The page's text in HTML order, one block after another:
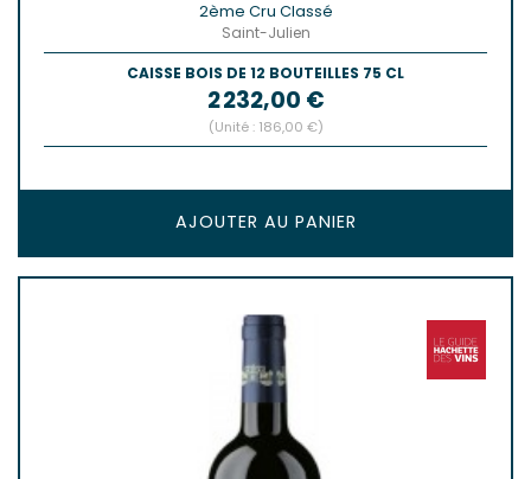
2ème Cru Classé
Saint-Julien
CAISSE BOIS DE 12 BOUTEILLES 75 CL
Prix
2 232,00 €
(Unité : 186,00 €)
AJOUTER AU PANIER